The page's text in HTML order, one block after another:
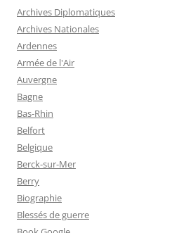
Archives Diplomatiques
Archives Nationales
Ardennes
Armée de l'Air
Auvergne
Bagne
Bas-Rhin
Belfort
Belgique
Berck-sur-Mer
Berry
Biographie
Blessés de guerre